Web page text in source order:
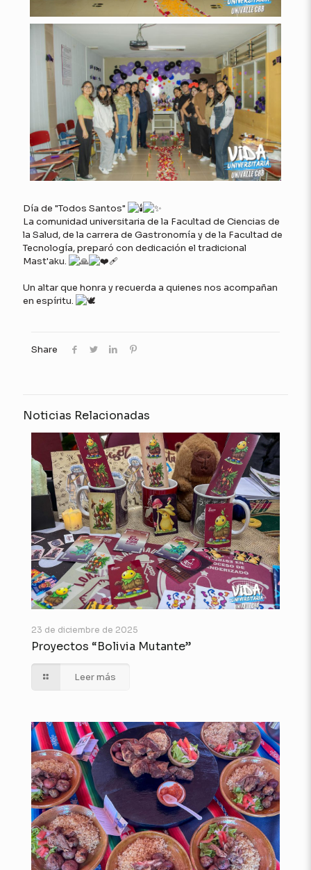
Día de "Todos Santos"
La comunidad universitaria de la Facultad de Ciencias de
la Salud, de la carrera de Gastronomía y de la Facultad de
Tecnología, preparó con dedicación el tradicional
Mast'aku.
Un altar que honra y recuerda a quienes nos acompañan
en espíritu.
Share
Noticias Relacionadas
23 de diciembre de 2025
Proyectos “Bolivia Mutante”
Leer más